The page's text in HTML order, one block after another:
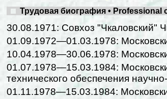
Трудовая биография • Professional
30.08.1971: Совхоз "Чкаловский"
01.09.1972—01.03.1978:
10.04.1978—30.06.1978:
01.07.1978—15.03.1984:
технического обеспечения
01.11.1978—15.03.1984: